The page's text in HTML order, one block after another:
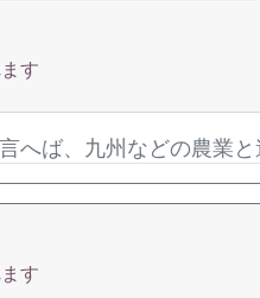
す
へば、九州などの農業
す